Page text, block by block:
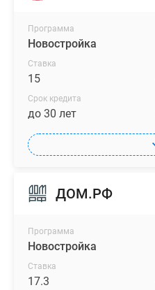
Программа
Новостройка
Ставка
15
Срок кредита
до 30 лет
ДОМ.РФ
Программа
Новостройка
Ставка
17.3